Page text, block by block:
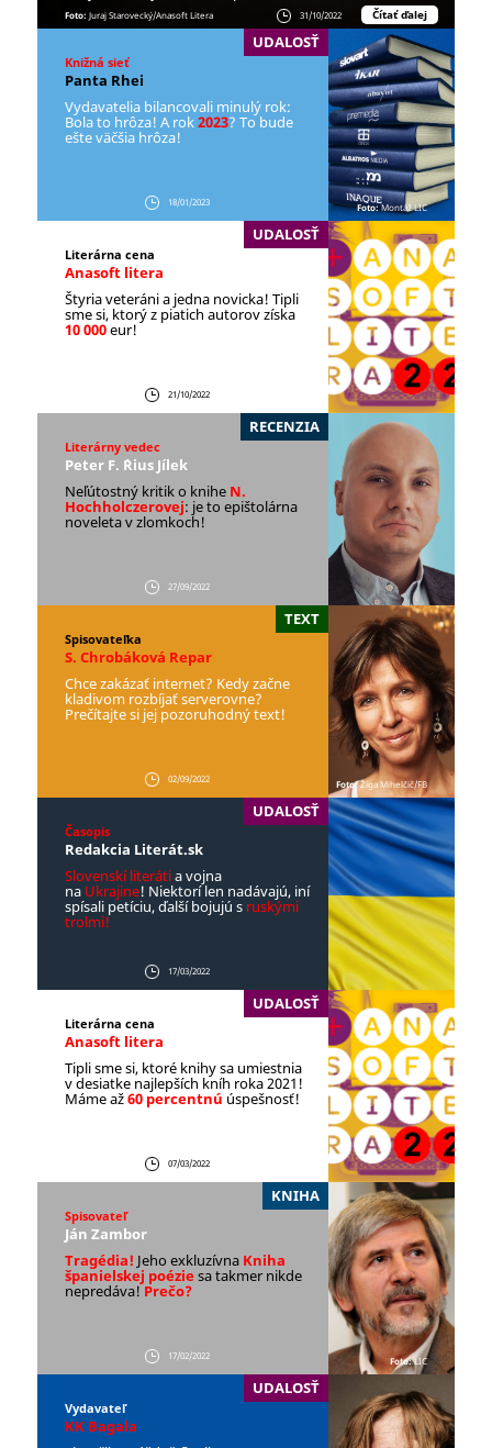
31/10/2022 Čítať ďalej
Foto: Juraj Starovecký/Anasoft Litera
UDALOSŤ
Knižná sieť
Panta Rhei
Vydavatelia bilancovali minulý rok:
Bola to hrôza! A rok2023? To bude
ešte väčšia hrôza!
18/01/2023 Foto:Montáž LIC
UDALOSŤ
Literárna cena
Anasoft litera
Štyria veteráni a jedna novicka! Tipli
sme si, ktorý z piatich autorov získa
10 000eur!
21/10/2022
RECENZIA
Literárny vedec
Peter F. ´Rius Jílek
Neľútostný kritik o knihe N.
Hochholczerovej: je to epištolárna
noveleta v zlomkoch!
27/09/2022
TEXT
Spisovateľka
S. Chrobáková Repar
Chce zakázať internet? Kedy začne
kladivom rozbíjať serverovne?
Prečítajte si jej pozoruhodný text!
02/09/2022 Foto:Žiga Mihelčič/FB
UDALOSŤ
Časopis
Redakcia Literát.sk
Slovenskí literátia vojna
na Ukrajine! Niektorí len nadávajú, iní
spísali petíciu, ďalší bojujú s ruskými
trolmi!
17/03/2022
UDALOSŤ
Literárna cena
Anasoft litera
Tipli sme si, ktoré knihy sa umiestnia
v desiatke najlepších kníh roka 2021!
Máme až60 percentnú úspešnosť!
07/03/2022
KNIHA
Spisovateľ
Ján Zambor
Tragédia! Jeho exkluzívna Kniha
španielskej poézie sa takmer nikde
nepredáva!Prečo?
17/02/2022 Foto:LIC
UDALOSŤ
Vydavateľ
KK Bagala